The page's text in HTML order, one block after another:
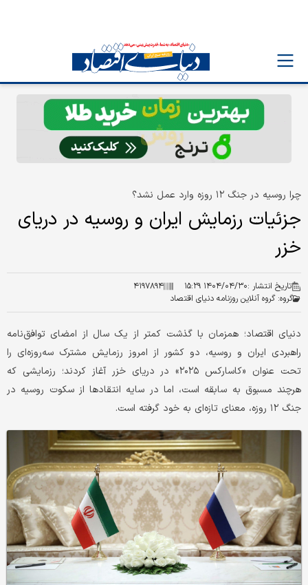
چرا روسیه در جنگ ۱۲ روزه وارد عمل نشد؟
جزئیات رزمایش ایران و روسیه در دریای
خزر
تاریخ انتشار :۱۴۰۴/۰۴/۳۰ ۱۵:۲۹
۴۱۹۷۸۹۴
گروه: گروه آنلاین روزنامه دنیای اقتصاد
دنیای اقتصاد؛ همزمان با گذشت کمتر از یک سال از امضای توافق‌نامه
راهبردی ایران و روسیه، دو کشور از امروز رزمایش مشترک سه‌روزه‌ای را
تحت عنوان «کاسارکس ۲۰۲۵» در دریای خزر آغاز کردند؛ رزمایشی که
هرچند مسبوق به سابقه است، اما در سایه انتقادها از سکوت روسیه در
جنگ ۱۲ روزه، معنای تازه‌ای به خود گرفته است.